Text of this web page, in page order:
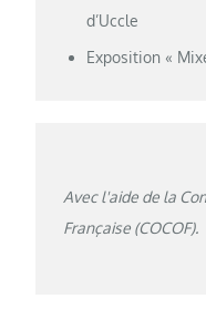
d’Uccle
Exposition «
Avec l'aide de la
Française (COCOF).